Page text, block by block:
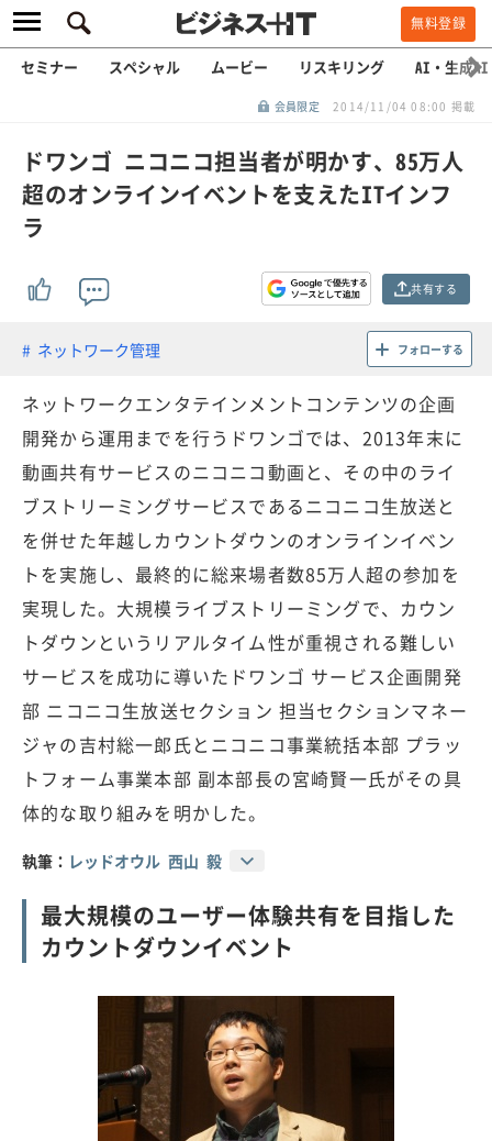
無料登録
セミナー スペシャル ムービー リスキリング AI・生成AI
会員限定 2014/11/04 08:00 掲載
ドワンゴ ニコニコ担当者が明かす、85万人
超のオンラインイベントを支えたITインフ
ラ
共有する
ネットワーク管理 フォローする
ネットワークエンタテインメントコンテンツの企画
開発から運用までを行うドワンゴでは、2013年末に
動画共有サービスのニコニコ動画と、その中のライ
ブストリーミングサービスであるニコニコ生放送と
を併せた年越しカウントダウンのオンラインイベン
トを実施し、最終的に総来場者数85万人超の参加を
実現した。大規模ライブストリーミングで、カウン
トダウンというリアルタイム性が重視される難しい
サービスを成功に導いたドワンゴ サービス企画開発
部 ニコニコ生放送セクション 担当セクションマネー
ジャの吉村総一郎氏とニコニコ事業統括本部 プラッ
トフォーム事業本部 副本部長の宮崎賢一氏がその具
体的な取り組みを明かした。
執筆： レッドオウル 西山 毅
最大規模のユーザー体験共有を目指した
カウントダウンイベント